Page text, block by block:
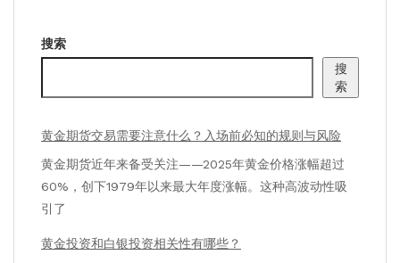
搜索
搜
索
黄金期货交易需要注意什么？入场前必知的规则与风险
黄金期货近年来备受关注——2025年黄金价格涨幅超过
60%，创下1979年以来最大年度涨幅。这种高波动性吸
引了
黄金投资和白银投资相关性有哪些？